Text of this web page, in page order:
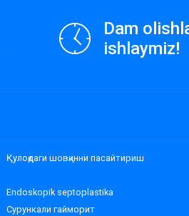
Dam
ishlaymiz!
Қулоқдаги шовқинни пасайтириш
Endoskopik septoplastika
Сурункали гайморит